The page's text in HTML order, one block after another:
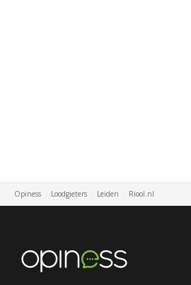
Opiness Loodgieters Leiden Riool.nl